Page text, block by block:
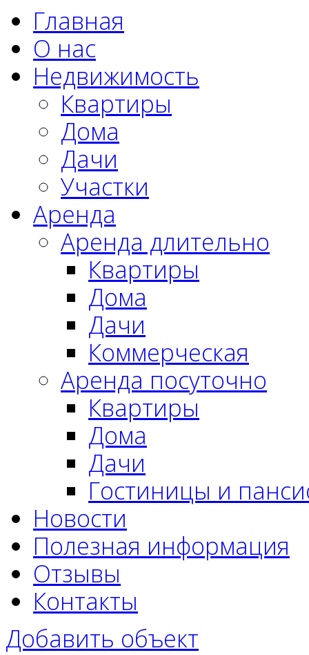
Главная
О нас
Недвижимость
Квартиры
Дома
Дачи
Участки
Аренда
Аренда длительно
Квартиры
Дома
Дачи
Коммерческая
Аренда посуточно
Квартиры
Дома
Дачи
Гостиницы и
Новости
Полезная информация
Отзывы
Контакты
Добавить объект